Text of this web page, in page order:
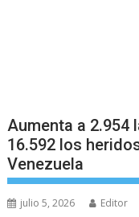
Aumenta a 2.954
16.592 los
Venezuela
julio 5, 2026 Editor